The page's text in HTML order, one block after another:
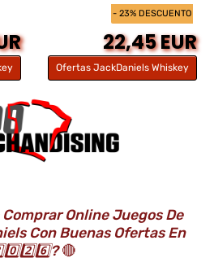
- 23% DESCUENTO
22,45 EUR
Ofertas JackDaniels Whiskey
Online Juegos De
Con Buenas Ofertas En
🔴